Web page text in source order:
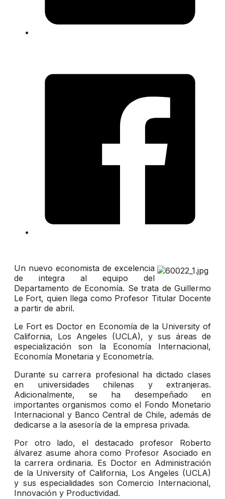
Un nuevo economista de excelencia
de integra al equipo del
Departamento de Economía. Se trata de Guillermo
Le Fort, quien llega como Profesor Titular Docente
a partir de abril.
Le Fort es Doctor en Economía de la University of
California, Los Angeles (UCLA), y sus áreas de
especialización son la Economía Internacional,
Economía Monetaria y Econometría.
Durante su carrera profesional ha dictado clases
en universidades chilenas y extranjeras.
Adicionalmente, se ha desempeñado en
importantes organismos como el Fondo Monetario
Internacional y Banco Central de Chile, además de
dedicarse a la asesoría de la empresa privada.
Por otro lado, el destacado profesor Roberto
álvarez asume ahora como Profesor Asociado en
la carrera ordinaria. Es Doctor en Administración
de la University of California, Los Angeles (UCLA)
y sus especialidades son Comercio Internacional,
Innovación y Productividad.